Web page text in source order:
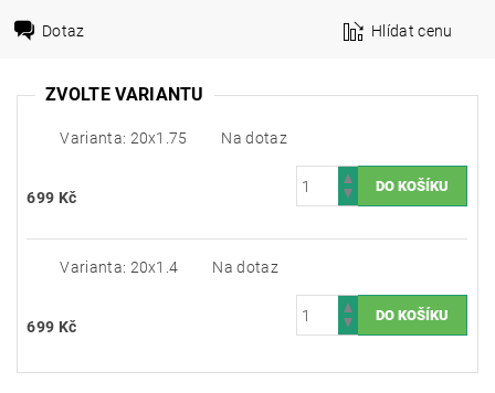
Dotaz Hlídat cenu
ZVOLTE VARIANTU
Varianta: 20x1.75 Na dotaz
699 Kč
Varianta: 20x1.4 Na dotaz
699 Kč